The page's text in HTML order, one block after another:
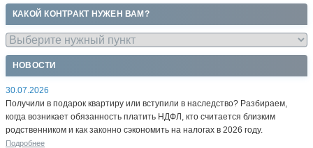
КАКОЙ КОНТРАКТ НУЖЕН ВАМ?
НОВОСТИ
30.07.2026
Получили в подарок квартиру или вступили в наследство? Разбираем,
когда возникает обязанность платить НДФЛ, кто считается близким
родственником и как законно сэкономить на налогах в 2026 году.
Подробнее